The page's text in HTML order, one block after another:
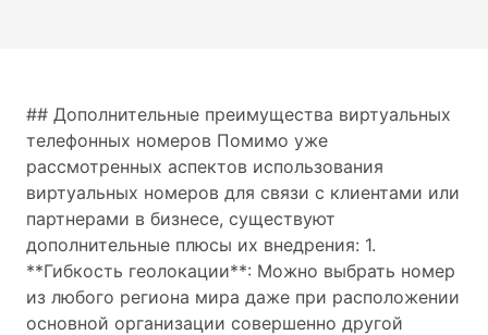
## Дополнительные преимущества виртуальных
телефонных номеров Помимо уже
рассмотренных аспектов использования
виртуальных номеров для связи с клиентами или
партнерами в бизнесе, существуют
дополнительные плюсы их внедрения: 1.
**Гибкость геолокации**: Можно выбрать номер
из любого региона мира даже при расположении
основной организации совершенно другой